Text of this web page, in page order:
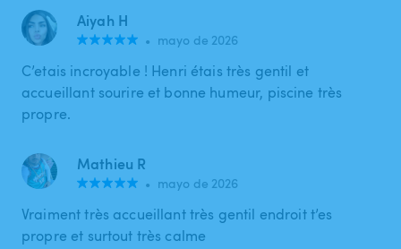
Aiyah H
• mayo de 2026
C’etais incroyable ! Henri étais très gentil et
accueillant sourire et bonne humeur, piscine très
propre.
Mathieu R
• mayo de 2026
Vraiment très accueillant très gentil endroit t’es
propre et surtout très calme